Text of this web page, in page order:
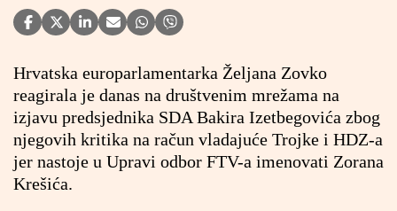
Hrvatska europarlamentarka Željana Zovko
reagirala je danas na društvenim mrežama na
izjavu predsjednika SDA Bakira Izetbegovića zbog
njegovih kritika na račun vladajuće Trojke i HDZ-a
jer nastoje u Upravi odbor FTV-a imenovati Zorana
Krešića.